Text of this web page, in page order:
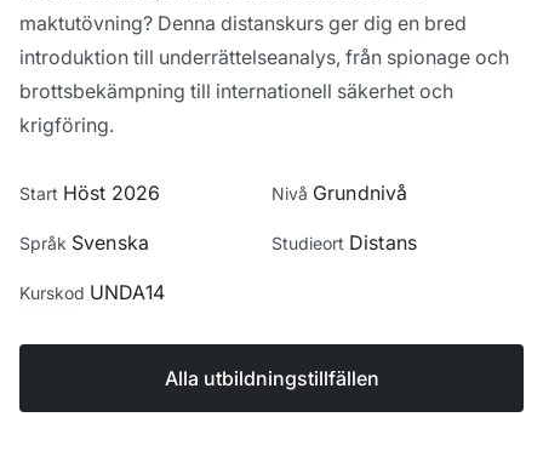
maktutövning? Denna distanskurs ger dig en bred
introduktion till underrättelseanalys, från spionage och
brottsbekämpning till internationell säkerhet och
krigföring.
Start Höst 2026 Nivå Grundnivå
Språk Svenska Studieort Distans
Kurskod UNDA14
Alla utbildningstillfällen